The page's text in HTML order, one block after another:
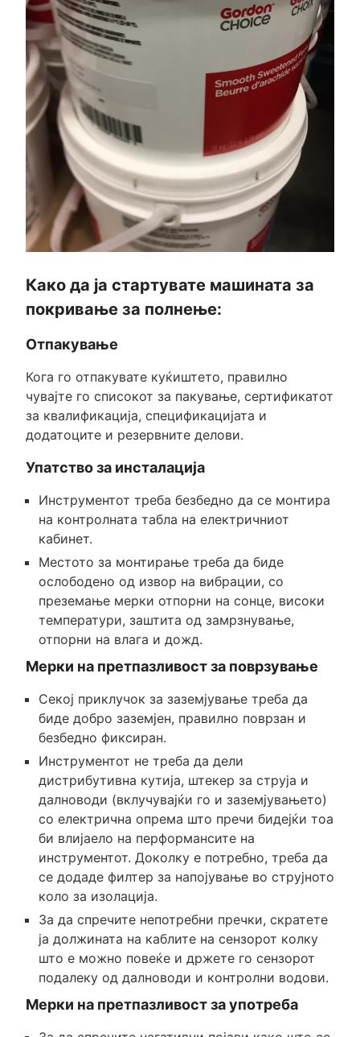
Како да ја стартувате машината за
покривање за полнење:
Отпакување
Кога го отпакувате куќиштето, правилно
чувајте го списокот за пакување, сертификатот
за квалификација, спецификацијата и
додатоците и резервните делови.
Упатство за инсталација
Инструментот треба безбедно да се монтира
на контролната табла на електричниот
кабинет.
Местото за монтирање треба да биде
ослободено од извор на вибрации, со
преземање мерки отпорни на сонце, високи
температури, заштита од замрзнување,
отпорни на влага и дожд.
Мерки на претпазливост за поврзување
Секој приклучок за заземјување треба да
биде добро заземјен, правилно поврзан и
безбедно фиксиран.
Инструментот не треба да дели
дистрибутивна кутија, штекер за струја и
далноводи (вклучувајќи го и заземјувањето)
со електрична опрема што пречи бидејќи тоа
би влијаело на перформансите на
инструментот. Доколку е потребно, треба да
се додаде филтер за напојување во струјното
коло за изолација.
За да спречите непотребни пречки, скратете
ја должината на каблите на сензорот колку
што е можно повеќе и држете го сензорот
подалеку од далноводи и контролни водови.
Мерки на претпазливост за употреба